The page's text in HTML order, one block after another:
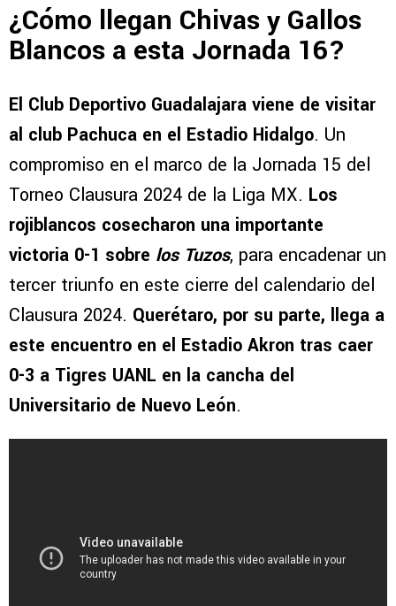
¿Cómo llegan Chivas y Gallos
Blancos a esta Jornada 16?
El Club Deportivo Guadalajara viene de visitar
al club Pachuca en el Estadio Hidalgo. Un
compromiso en el marco de la Jornada 15 del
Torneo Clausura 2024 de la Liga MX. Los
rojiblancos cosecharon una importante
victoria 0-1 sobre los Tuzos, para encadenar un
tercer triunfo en este cierre del calendario del
Clausura 2024. Querétaro, por su parte, llega a
este encuentro en el Estadio Akron tras caer
0-3 a Tigres UANL en la cancha del
Universitario de Nuevo León.